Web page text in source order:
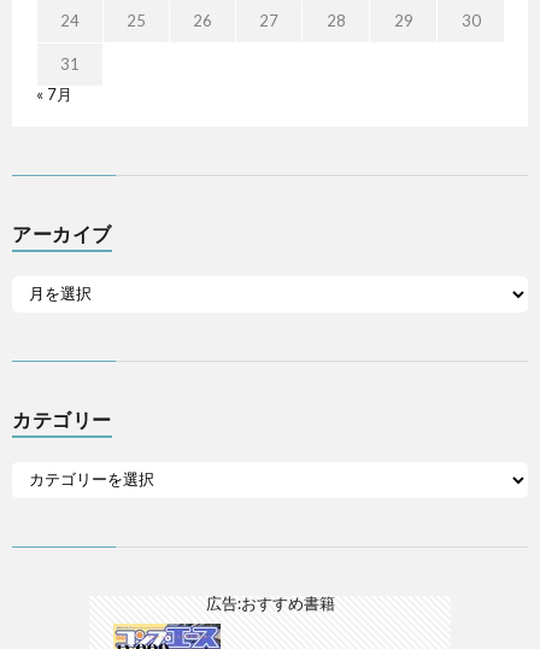
24 25 26 27 28 29 30
31
« 7月
アーカイブ
カテゴリー
広告:おすすめ書籍